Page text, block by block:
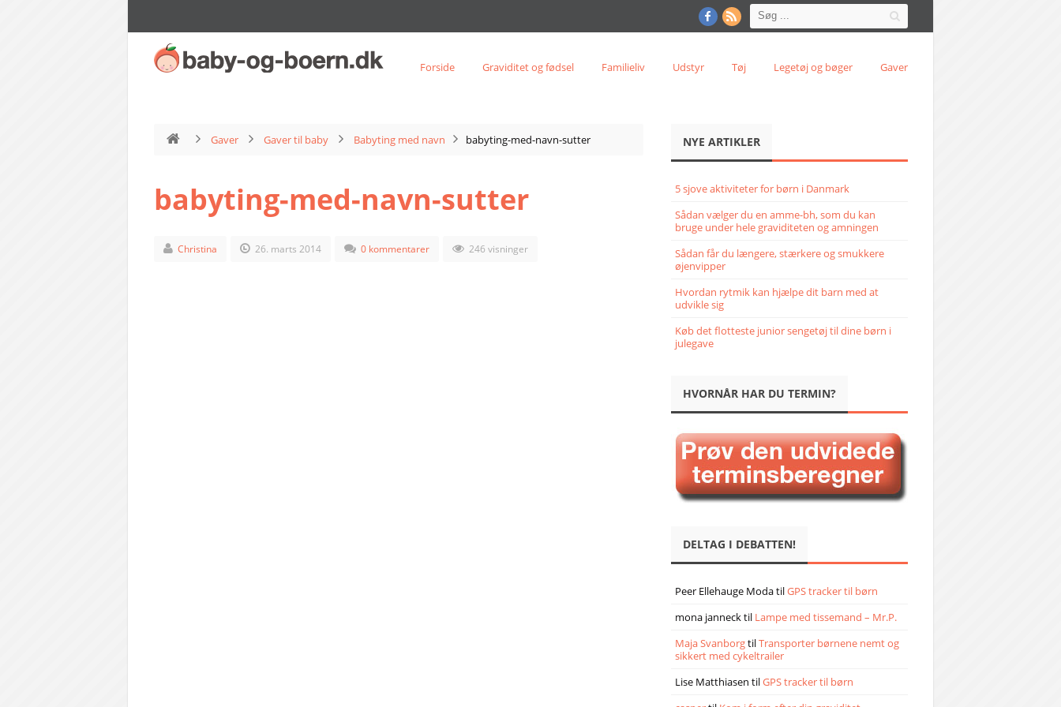
Forside Graviditet og fødsel Familieliv Udstyr Tøj Legetøj og bøger Gaver
Gaver Gaver til baby Babyting med navn babyting-med-navn-sutter
babyting-med-navn-sutter
Christina 26. marts 2014 0 kommentarer 246 visninger
NYE ARTIKLER
5 sjove aktiviteter for børn i Danmark
Sådan vælger du en amme-bh, som du kan
bruge under hele graviditeten og amningen
Sådan får du længere, stærkere og smukkere
øjenvipper
Hvordan rytmik kan hjælpe dit barn med at
udvikle sig
Køb det flotteste junior sengetøj til dine børn i
julegave
HVORNÅR HAR DU TERMIN?
DELTAG I DEBATTEN!
Peer Ellehauge ModatilGPS tracker til børn
mona jannecktil Lampe med tissemand – Mr.P.
Maja SvanborgtilTransporter børnene nemt og
sikkert med cykeltrailer
Lise Matthiasen tilGPS tracker til børn